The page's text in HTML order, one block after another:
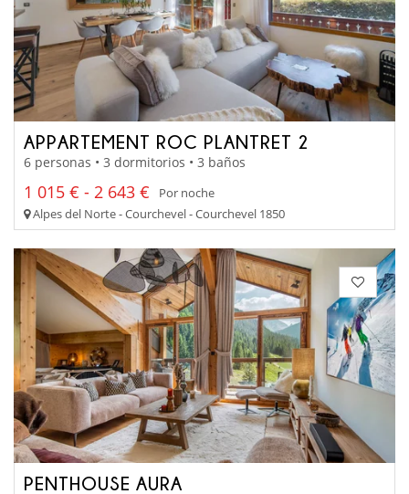
APPARTEMENT ROC PLANTRET 2
6 personas • 3 dormitorios • 3 baños
1 015 € - 2 643 €
Por noche
Alpes del Norte - Courchevel - Courchevel 1850
PENTHOUSE AURA